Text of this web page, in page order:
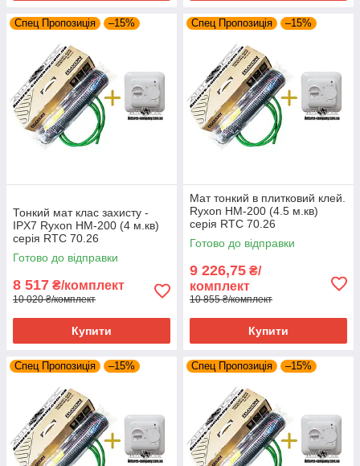
Спец Пропозиція –15%
Тонкий мат клас захисту -
IPX7 Ryxon HM-200 (4 м.кв)
серія RTC 70.26
Готово до відправки
8 517 ₴/комплект
10 020 ₴/комплект
Купити
Спец Пропозиція –15%
Мат тонкий в плитковий клей.
Ryxon HM-200 (4.5 м.кв)
серія RTC 70.26
Готово до відправки
9 226,75 ₴/
комплект
10 855 ₴/комплект
Купити
Спец Пропозиція –15% Спец Пропозиція –15%